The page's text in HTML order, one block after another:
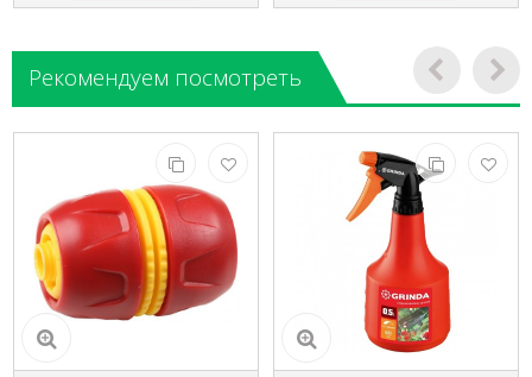
Рекомендуем посмотреть